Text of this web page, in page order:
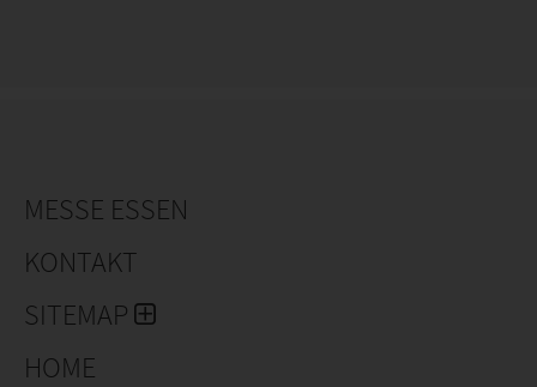
MESSE ESSEN
KONTAKT
SITEMAP
HOME